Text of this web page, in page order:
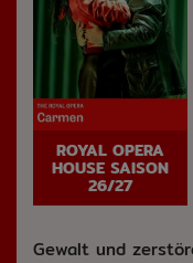
ROYAL OPERA
HOUSE SAISON
26/27
Gewalt und